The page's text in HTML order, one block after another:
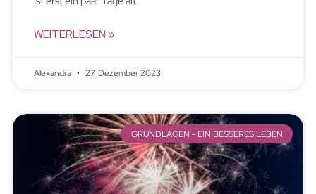
WEITERLESEN »
Alexandra 27. Dezember 2023
GRUNDLAGEN - EIN BESSERES LEBEN